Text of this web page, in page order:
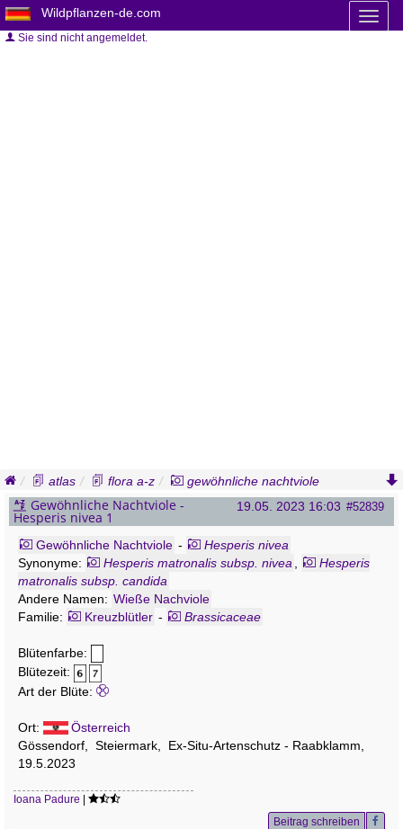
Wildpflanzen-de.com
Sie sind nicht angemeldet.
atlas flora a-z
gewöhnliche nachtviole
hesperis nivea
19.05. 2023 16:03 #52839
Gewöhnliche Nachtviole -
Hesperis nivea 1
Gewöhnliche Nachtviole -
Hesperis nivea
Synonyme:
Hesperis matronalis subsp. nivea
Hesperis
matronalis subsp. candida
Andere Namen: Wieße Nachviole
Familie:
Kreuzblütler - Brassicaceae
Blütenfarbe:
Blütezeit:
Art der Blüte:
Ort:
Österreich
Gössendorf, Steiermark, Ex-Situ-Artenschutz - Raabklamm,
19.5.2023
Ioana Padure |
Beitrag schreiben